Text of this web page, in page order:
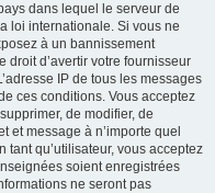
dans lequel le serveur de
loi internationale. Si vous ne
à un bannissement
droit d’avertir votre fournisseur
IP de tous les messages
ces conditions. Vous acceptez
de modifier, de
et message à n’importe quel
tant qu’utilisateur, vous acceptez
soient enregistrées
ne seront pas